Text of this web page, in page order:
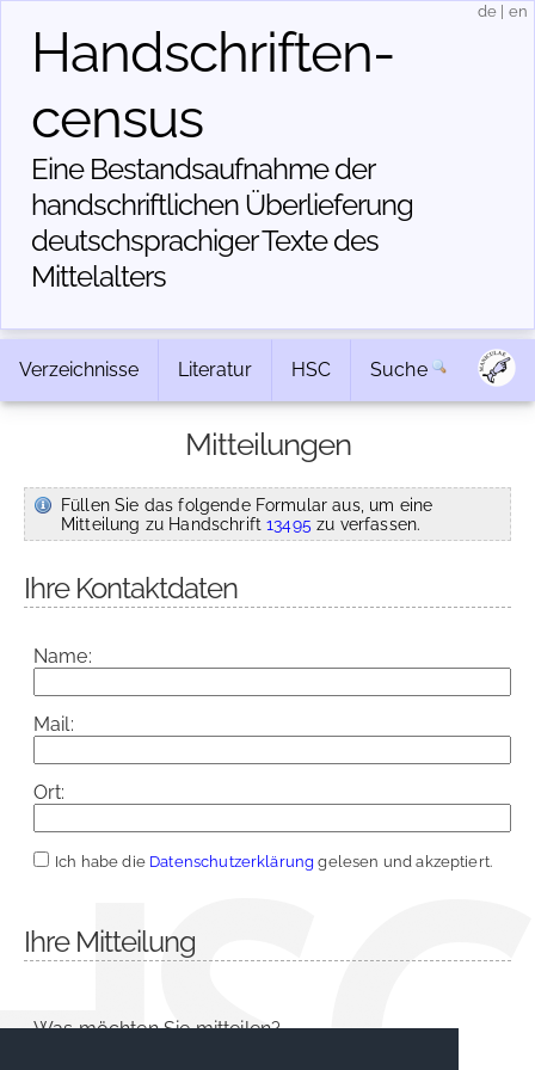
Handschriften­
census
Eine Bestandsaufnahme der
handschriftlichen Über­lieferung
deutschsprachiger Texte des
Mittelalters
de en
Verzeichnisse Literatur HSC Suche
Mitteilungen
Füllen Sie das folgende Formular aus, um eine
Mitteilung zu Handschrift13495 zu verfassen.
Ihre Kontaktdaten
Name:
Mail:
Ort:
Ich habe die Datenschutzerklärung gelesen und akzeptiert.
Ihre Mitteilung
Was möchten Sie mitteilen?